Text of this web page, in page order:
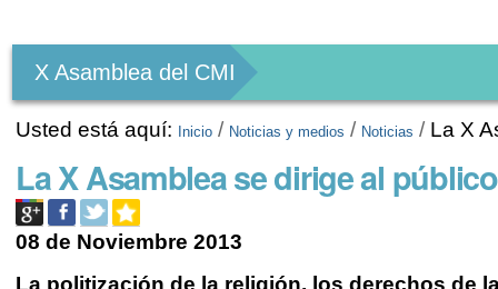
Personales
X Asamblea del CMI
Usted está aquí: Inicio / Noticias y medios / Noticias / La X
La X Asamblea se dirige al
08 de Noviembre 2013
La politización de la religión, los derechos de